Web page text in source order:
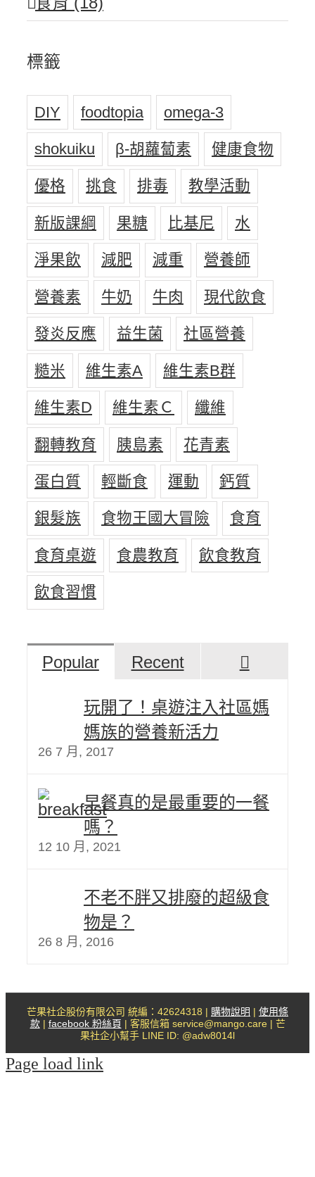
標籤
DIY foodtopia omega-3
shokuiku β-胡蘿蔔素 健康食物
優格 挑食 排毒 教學活動
新版課綱 果糖 比基尼 水
淨果飲 減肥 減重 營養師
營養素 牛奶 牛肉 現代飲食
發炎反應 益生菌 社區營養
糙米 維生素A 維生素B群
維生素D 維生素Ｃ 纖維
翻轉教育 胰島素 花青素
蛋白質 輕斷食 運動 鈣質
銀髮族 食物王國大冒險 食育
食育桌遊 食農教育 飲食教育
飲食習慣
Popular Recent
評
玩開了！桌遊注入社區媽
媽族的營養新活力
26 7 月, 2017
早餐真的是最重要的一餐
嗎？
12 10 月, 2021
不老不胖又排廢的超級食
物是？
26 8 月, 2016
芒果社企股份有限公司 統編：42624318 | 購物說明 | 使用條
款| facebook 粉絲頁 | 客服信箱 service@mango.care | 芒
果社企小幫手 LINE ID: @adw8014l
Page load link